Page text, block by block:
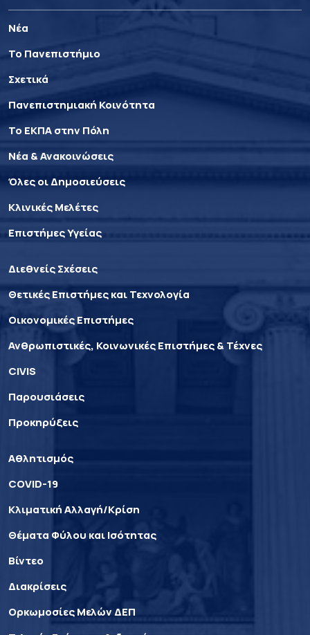
Νέα
Το Πανεπιστήμιο
Σχετικά
Πανεπιστημιακή Κοινότητα
Το ΕΚΠΑ στην Πόλη
Νέα & Ανακοινώσεις
Όλες οι Δημοσιεύσεις
Κλινικές Μελέτες
Επιστήμες Υγείας
Διεθνείς Σχέσεις
Θετικές Επιστήμες και Τεχνολογία
Οικονομικές Επιστήμες
Ανθρωπιστικές, Κοινωνικές Επιστήμες & Τέχνες
CIVIS
Παρουσιάσεις
Προκηρύξεις
Αθλητισμός
COVID-19
Κλιματική Αλλαγή/Κρίση
Θέματα Φύλου και Ισότητας
Βίντεο
Διακρίσεις
Ορκωμοσίες Μελών ΔΕΠ